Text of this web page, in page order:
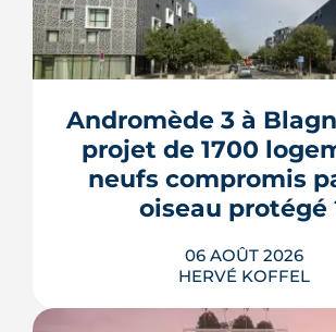
Andromède 3 à
projet de 1700
neufs compromis
oiseau protégé
06 AOÛT 2026
HERVÉ KOFFEL